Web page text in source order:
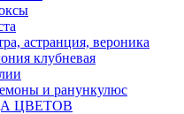
астранция, вероника
клубневая
и ранункулюс
ЦВЕТОВ